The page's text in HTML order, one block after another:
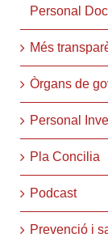
Personal
Més
Òrgans de
Personal
Pla Concilia
Podcast
Prevenció i